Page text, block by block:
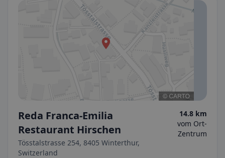
Reda Franca-Emilia
Restaurant Hirschen
Tösstalstrasse 254, 8405 Winterthur,
Switzerland
14.8 km
vom Ort-
Zentrum